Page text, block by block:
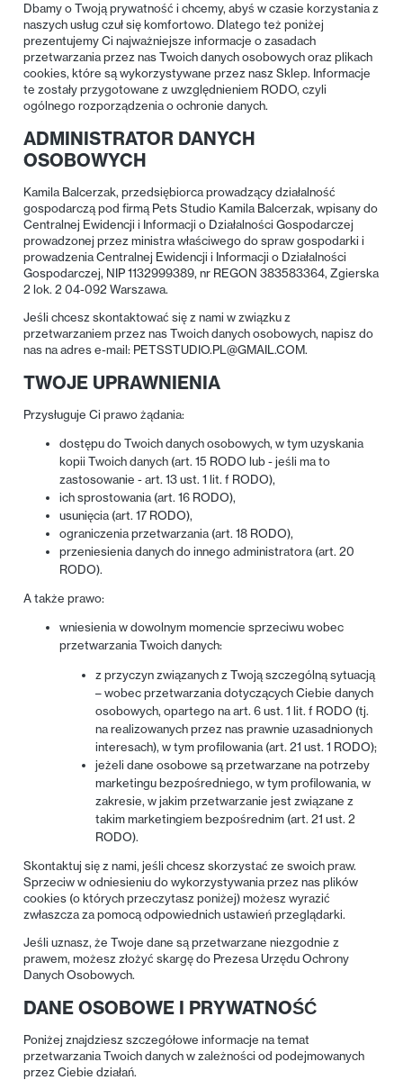
Dbamy o Twoją prywatność i chcemy, abyś w czasie korzystania z
naszych usług czuł się komfortowo. Dlatego też poniżej
prezentujemy Ci najważniejsze informacje o zasadach
przetwarzania przez nas Twoich danych osobowych oraz plikach
cookies, które są wykorzystywane przez nasz Sklep. Informacje
te zostały przygotowane z uwzględnieniem RODO, czyli
ogólnego rozporządzenia o ochronie danych.
ADMINISTRATOR DANYCH
OSOBOWYCH
Kamila Balcerzak, przedsiębiorca prowadzący działalność
gospodarczą pod firmą Pets Studio Kamila Balcerzak, wpisany do
Centralnej Ewidencji i Informacji o Działalności Gospodarczej
prowadzonej przez ministra właściwego do spraw gospodarki i
prowadzenia Centralnej Ewidencji i Informacji o Działalności
Gospodarczej, NIP 1132999389, nr REGON 383583364, Zgierska
2 lok. 2 04-092 Warszawa.
Jeśli chcesz skontaktować się z nami w związku z
przetwarzaniem przez nas Twoich danych osobowych, napisz do
nas na adres e-mail: PETSSTUDIO.PL@GMAIL.COM.
TWOJE UPRAWNIENIA
Przysługuje Ci prawo żądania:
dostępu do Twoich danych osobowych, w tym uzyskania
kopii Twoich danych (art. 15 RODO lub - jeśli ma to
zastosowanie - art. 13 ust. 1 lit. f RODO),
ich sprostowania (art. 16 RODO),
usunięcia (art. 17 RODO),
ograniczenia przetwarzania (art. 18 RODO),
przeniesienia danych do innego administratora (art. 20
RODO).
A także prawo:
wniesienia w dowolnym momencie sprzeciwu wobec
przetwarzania Twoich danych:
z przyczyn związanych z Twoją szczególną sytuacją
– wobec przetwarzania dotyczących Ciebie danych
osobowych, opartego na art. 6 ust. 1 lit. f RODO (tj.
na realizowanych przez nas prawnie uzasadnionych
interesach), w tym profilowania (art. 21 ust. 1 RODO);
jeżeli dane osobowe są przetwarzane na potrzeby
marketingu bezpośredniego, w tym profilowania, w
zakresie, w jakim przetwarzanie jest związane z
takim marketingiem bezpośrednim (art. 21 ust. 2
RODO).
Skontaktuj się z nami, jeśli chcesz skorzystać ze swoich praw.
Sprzeciw w odniesieniu do wykorzystywania przez nas plików
cookies (o których przeczytasz poniżej) możesz wyrazić
zwłaszcza za pomocą odpowiednich ustawień przeglądarki.
Jeśli uznasz, że Twoje dane są przetwarzane niezgodnie z
prawem, możesz złożyć skargę do Prezesa Urzędu Ochrony
Danych Osobowych.
DANE OSOBOWE I PRYWATNOŚĆ
Poniżej znajdziesz szczegółowe informacje na temat
przetwarzania Twoich danych w zależności od podejmowanych
przez Ciebie działań.